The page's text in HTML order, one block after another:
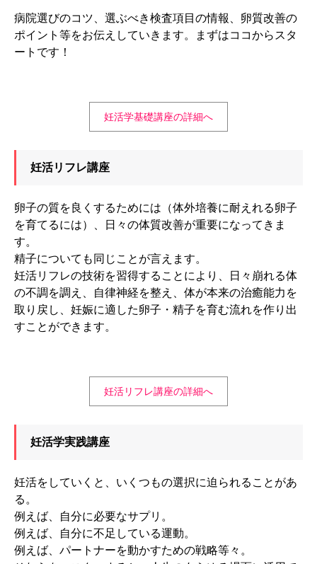
病院選びのコツ、選ぶべき検査項目の情報、卵質改善の
ポイント等をお伝えしていきます。まずはココからスタ
ートです！
妊活学基礎講座の詳細へ
妊活リフレ講座
卵子の質を良くするためには（体外培養に耐えれる卵子
を育てるには）、日々の体質改善が重要になってきま
す。
精子についても同じことが言えます。
妊活リフレの技術を習得することにより、日々崩れる体
の不調を調え、自律神経を整え、体が本来の治癒能力を
取り戻し、妊娠に適した卵子・精子を育む流れを作り出
すことができます。
妊活リフレ講座の詳細へ
妊活学実践講座
妊活をしていくと、いくつもの選択に迫られることがあ
る。
例えば、自分に必要なサプリ。
例えば、自分に不足している運動。
例えば、パートナーを動かすための戦略等々。